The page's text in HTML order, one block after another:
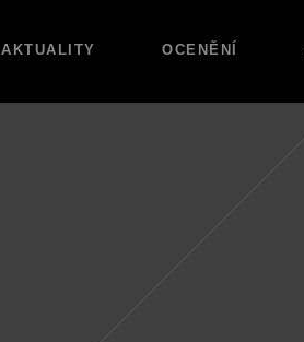
AKTUALITY OCENĚNÍ